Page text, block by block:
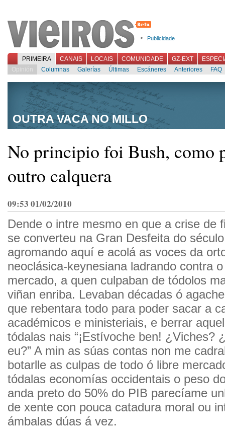
Publicidade
PRIMEIRA CANAIS LOCAIS COMUNIDADE GZ-EXT
Opinión
Columnas Galerías Últimas Escáneres Anteriores FAQ
OUTRA VACA NO MILLO
No principio foi Bush, como
outro calquera
09:53 01/02/2010
Dende o intre mesmo en que a crise de
se converteu na Gran Desfeita do
agromando aquí e acolá as voces da
neoclásica-keynesiana ladrando contra
mercado, a quen culpaban de tódolos
viñan enriba. Levaban décadas ó
que rebentara todo para poder sacar a
académicos e ministeriais, e berrar
tódalas nais “¡Estívoche ben! ¿Viches?
eu?” A min as súas contas non me
botarlle as culpas de todo ó libre
tódalas economías occidentais o peso
anda preto do 50% do PIB parecíame
de xente con pouca catadura moral ou
ámbalas dúas á vez.